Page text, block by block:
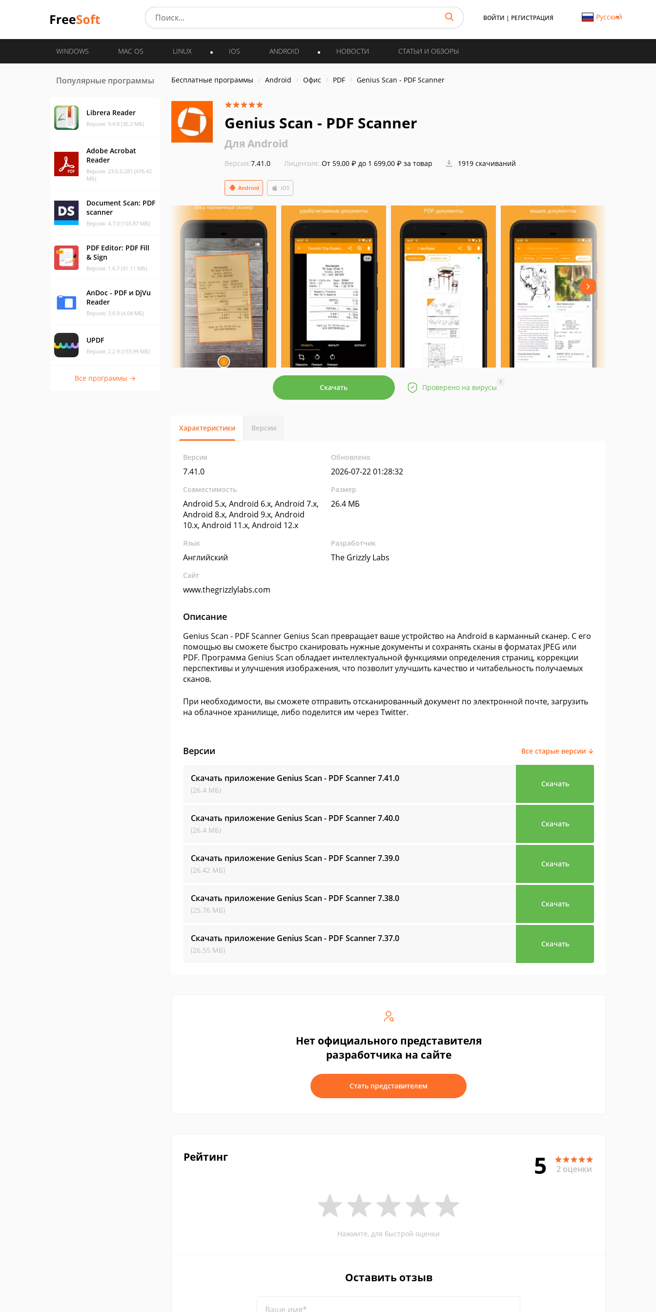
ВОЙТИ | РЕГИСТРАЦИЯ Русский
WINDOWS MAC OS LINUX IOS ANDROID НОВОСТИ СТАТЬИ И ОБЗОРЫ
Популярные программы
Librera Reader
Версия: 9.4.8 (36.2 МБ)
Adobe Acrobat
Reader
Версия: 23.6.0.281 (476.42
МБ)
Document Scan: PDF
scanner
Версия: 4.7.0 (103.87 МБ)
PDF Editor: PDF Fill
& Sign
Версия: 1.6.7 (91.11 МБ)
AnDoc - PDF и DjVu
Reader
Версия: 3.0.9 (4.04 МБ)
UPDF
Версия: 2.2.9 (133.99 МБ)
Все программы →
Бесплатные программы Android Офис PDF Genius Scan - PDF Scanner
Genius Scan - PDF Scanner
Для Android
Версия:7.41.0 Лицензия: От 59,00 ₽ до 1 699,00 ₽ за товар 1919 скачиваний
iOS
Android
Скачать Проверено на вирусы
?
Характеристики Версии
Версия
7.41.0
Обновлено
2026-07-22 01:28:32
Совместимость
Android 5.x, Android 6.x, Android 7.x,
Android 8.x, Android 9.x, Android
10.x, Android 11.x, Android 12.x
Размер
26.4 МБ
Язык
Английский
Разработчик
The Grizzly Labs
Сайт
www.thegrizzlylabs.com
Описание
Genius Scan - PDF Scanner Genius Scan превращает ваше устройство на Android в карманный сканер. С его
помощью вы сможете быстро сканировать нужные документы и сохранять сканы в форматах JPEG или
PDF. Программа Genius Scan обладает интеллектуальной функциями определения страниц, коррекции
перспективы и улучшения изображения, что позволит улучшить качество и читабельность получаемых
сканов.
При необходимости, вы сможете отправить отсканированный документ по электронной почте, загрузить
на облачное хранилище, либо поделится им через Twitter.
Версии Все старые версии ↓
Скачать приложение Genius Scan - PDF Scanner7.41.0
(26.4 МБ)
Скачать
Скачать приложение Genius Scan - PDF Scanner7.40.0
(26.4 МБ)
Скачать
Скачать приложение Genius Scan - PDF Scanner7.39.0
(26.42 МБ)
Скачать
Скачать приложение Genius Scan - PDF Scanner7.38.0
(25.76 МБ)
Скачать
Скачать приложение Genius Scan - PDF Scanner7.37.0
(26.55 МБ)
Скачать
Нет официального представителя
разработчика на сайте
Стать представителем
Рейтинг 5 2 оценки
Нажмите, для быстрой оценки
Оставить отзыв
Ваше имя*